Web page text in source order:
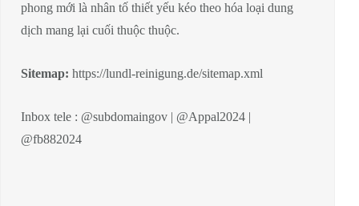
phong mới là nhân tố thiết yếu kéo theo hóa loại dung
dịch mang lại cuối thuộc thuộc.
Sitemap: https://lundl-reinigung.de/sitemap.xml
Inbox tele : @subdomaingov | @Appal2024 |
@fb882024